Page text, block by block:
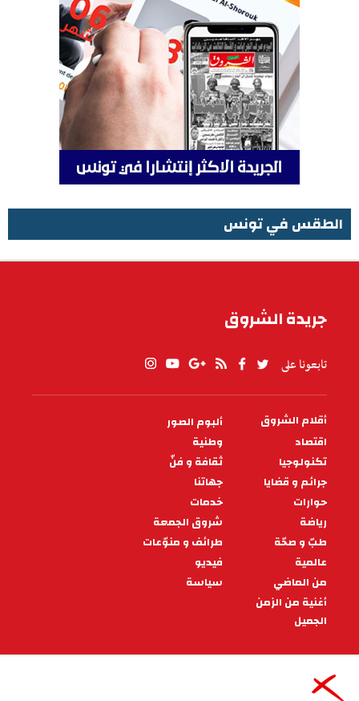
الطقس في تونس
جريدة الشروق
تابعونا على
PIED
DE
PAGE
أقلام الشروق
ألبوم الصور
اقتصاد
وطنية
تكنولوجيا
ثقافة و فنّ
جرائم و قضايا
جهاتنا
حوارات
خدمات
رياضة
شروق الجمعة
طبّ و صحّة
طرائف و منوّعات
عالمية
فيديو
من الماضي
سياسة
أغنية من الزمن
الجميل